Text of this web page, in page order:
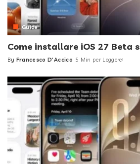
Guide
Come installare iOS 27 Beta
Posted
By Francesco D'Accico 5 Min per Leggere